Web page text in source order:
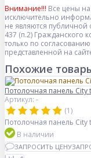
Внимание!!! Все цены
исключительно
не являются
437 (п.2) Гражданского
только по
представленной на
Похожие
Потолочная панель City
Артикул: -
(1)
Потолочная панель City
В наличии
ЗАПРОСИТЬ ЦЕНУ